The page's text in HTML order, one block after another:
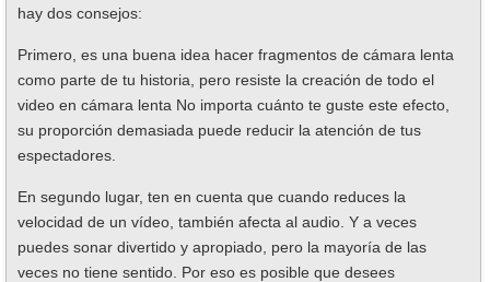
hay dos consejos:
Primero, es una buena idea hacer fragmentos de cámara lenta
como parte de tu historia, pero resiste la creación de todo el
video en cámara lenta No importa cuánto te guste este efecto,
su proporción demasiada puede reducir la atención de tus
espectadores.
En segundo lugar, ten en cuenta que cuando reduces la
velocidad de un vídeo, también afecta al audio. Y a veces
puedes sonar divertido y apropiado, pero la mayoría de las
veces no tiene sentido. Por eso es posible que desees